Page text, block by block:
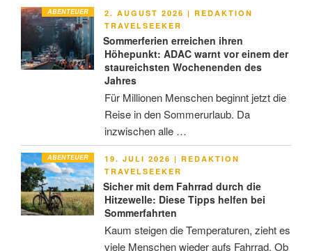
ABENTEUER
VERÖFFENTLICHT
AM
2. AUGUST 2026 | REDAKTION
TRAVELSEEKER
Sommerferien erreichen ihren
Höhepunkt: ADAC warnt vor einem der
staureichsten Wochenenden des
Jahres
Für Millionen Menschen beginnt jetzt die
Reise in den Sommerurlaub. Da
inzwischen alle …
ABENTEUER
VERÖFFENTLICHT
AM
19. JULI 2026 | REDAKTION
TRAVELSEEKER
Sicher mit dem Fahrrad durch die
Hitzewelle: Diese Tipps helfen bei
Sommerfahrten
Kaum steigen die Temperaturen, zieht es
viele Menschen wieder aufs Fahrrad. Ob